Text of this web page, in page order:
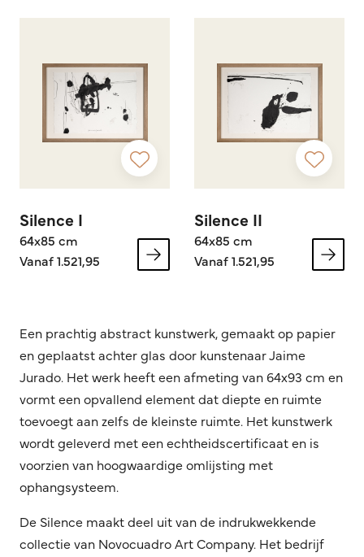
Silence I
64x85 cm
Vanaf 1.521,95
Silence II
64x85 cm
Vanaf 1.521,95
Een prachtig abstract kunstwerk, gemaakt op papier
en geplaatst achter glas door kunstenaar Jaime
Jurado. Het werk heeft een afmeting van 64x93 cm en
vormt een opvallend element dat diepte en ruimte
toevoegt aan zelfs de kleinste ruimte. Het kunstwerk
wordt geleverd met een echtheidscertificaat en is
voorzien van hoogwaardige omlijsting met
ophangsysteem.
De Silence maakt deel uit van de indrukwekkende
collectie van Novocuadro Art Company. Het bedrijf